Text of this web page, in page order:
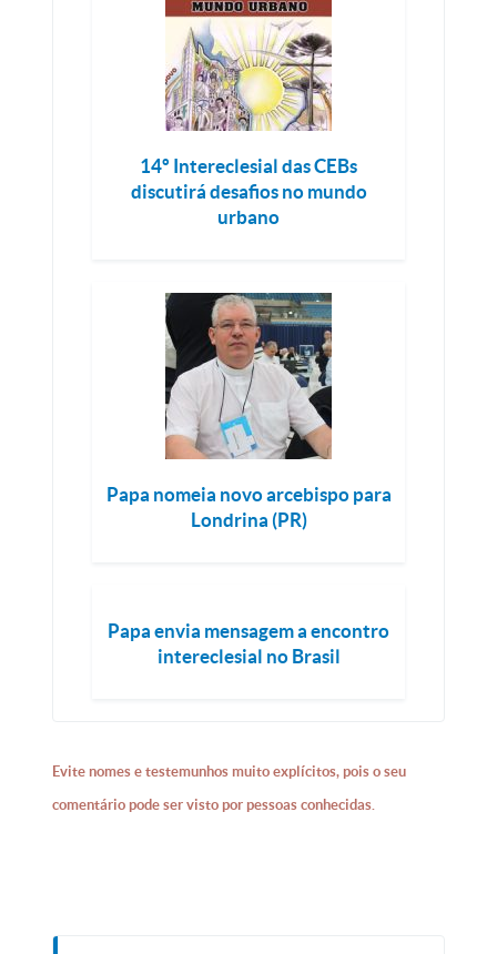
14º Intereclesial das CEBs
discutirá desafios no mundo
urbano
Papa nomeia novo arcebispo para
Londrina (PR)
Papa envia mensagem a encontro
intereclesial no Brasil
Evite nomes e testemunhos muito explícitos, pois o seu
comentário pode ser visto por pessoas conhecidas.